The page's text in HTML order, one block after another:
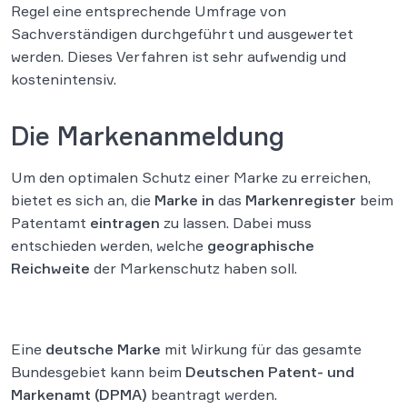
Regel eine entsprechende Umfrage von
Sachverständigen durchgeführt und ausgewertet
werden. Dieses Verfahren ist sehr aufwendig und
kostenintensiv.
Die Markenanmeldung
Um den optimalen Schutz einer Marke zu erreichen,
bietet es sich an, die Marke in das Markenregister beim
Patentamt eintragen zu lassen. Dabei muss
entschieden werden, welche geographische
Reichweite der Markenschutz haben soll.
Eine deutsche Marke mit Wirkung für das gesamte
Bundesgebiet kann beim Deutschen Patent- und
Markenamt (DPMA) beantragt werden.